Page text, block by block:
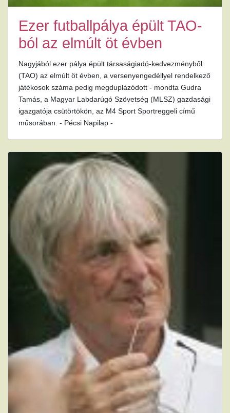
Ezer futballpálya épült TAO-
ból az elmúlt öt évben
Nagyjából ezer pálya épült társaságiadó-kedvezményből
(TAO) az elmúlt öt évben, a versenyengedéllyel rendelkező
játékosok száma pedig megduplázódott - mondta Gudra
Tamás, a Magyar Labdarúgó Szövetség (MLSZ) gazdasági
igazgatója csütörtökön, az M4 Sport Sportreggeli című
műsorában. - Pécsi Napilap -